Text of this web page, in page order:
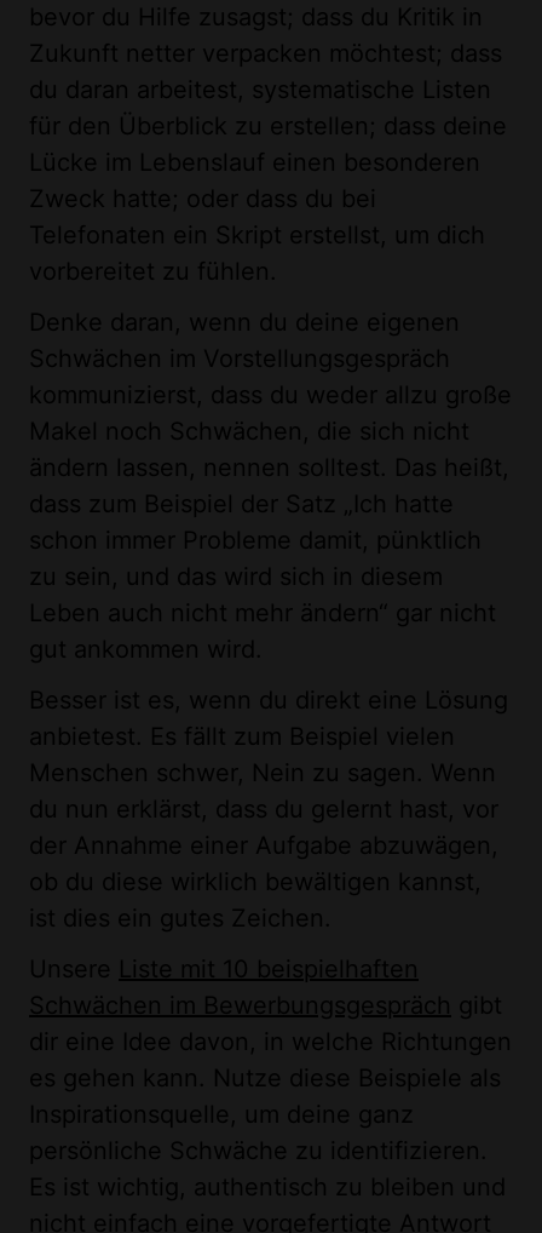
bevor du Hilfe zusagst; dass du Kritik in
Zukunft netter verpacken möchtest; dass
du daran arbeitest, systematische Listen
für den Überblick zu erstellen; dass deine
Lücke im Lebenslauf einen besonderen
Zweck hatte; oder dass du bei
Telefonaten ein Skript erstellst, um dich
vorbereitet zu fühlen.
Denke daran, wenn du deine eigenen
Schwächen im Vorstellungsgespräch
kommunizierst, dass du weder allzu große
Makel noch Schwächen, die sich nicht
ändern lassen, nennen solltest. Das heißt,
dass zum Beispiel der Satz „Ich hatte
schon immer Probleme damit, pünktlich
zu sein, und das wird sich in diesem
Leben auch nicht mehr ändern“ gar nicht
gut ankommen wird.
Besser ist es, wenn du direkt eine Lösung
anbietest. Es fällt zum Beispiel vielen
Menschen schwer, Nein zu sagen. Wenn
du nun erklärst, dass du gelernt hast, vor
der Annahme einer Aufgabe abzuwägen,
ob du diese wirklich bewältigen kannst,
ist dies ein gutes Zeichen.
Unsere Liste mit 10 beispielhaften
Schwächen im Bewerbungsgespräch gibt
dir eine Idee davon, in welche Richtungen
es gehen kann. Nutze diese Beispiele als
Inspirationsquelle, um deine ganz
persönliche Schwäche zu identifizieren.
Es ist wichtig, authentisch zu bleiben und
nicht einfach eine vorgefertigte Antwort